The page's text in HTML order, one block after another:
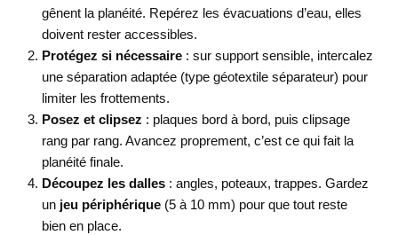
gênent la planéité. Repérez les évacuations d’eau, elles
doivent rester accessibles.
Protégez si nécessaire : sur support sensible, intercalez
une séparation adaptée (type géotextile séparateur) pour
limiter les frottements.
Posez et clipsez : plaques bord à bord, puis clipsage
rang par rang. Avancez proprement, c’est ce qui fait la
planéité finale.
Découpez les dalles : angles, poteaux, trappes. Gardez
un jeu périphérique (5 à 10 mm) pour que tout reste
bien en place.